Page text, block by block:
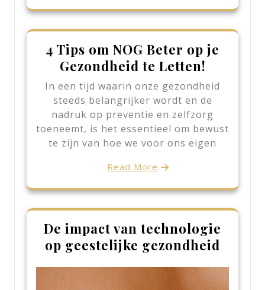
4 Tips om NOG Beter op je
Gezondheid te Letten!
In een tijd waarin onze gezondheid
steeds belangrijker wordt en de
nadruk op preventie en zelfzorg
toeneemt, is het essentieel om bewust
te zijn van hoe we voor ons eigen
Read More
De impact van technologie
op geestelijke gezondheid